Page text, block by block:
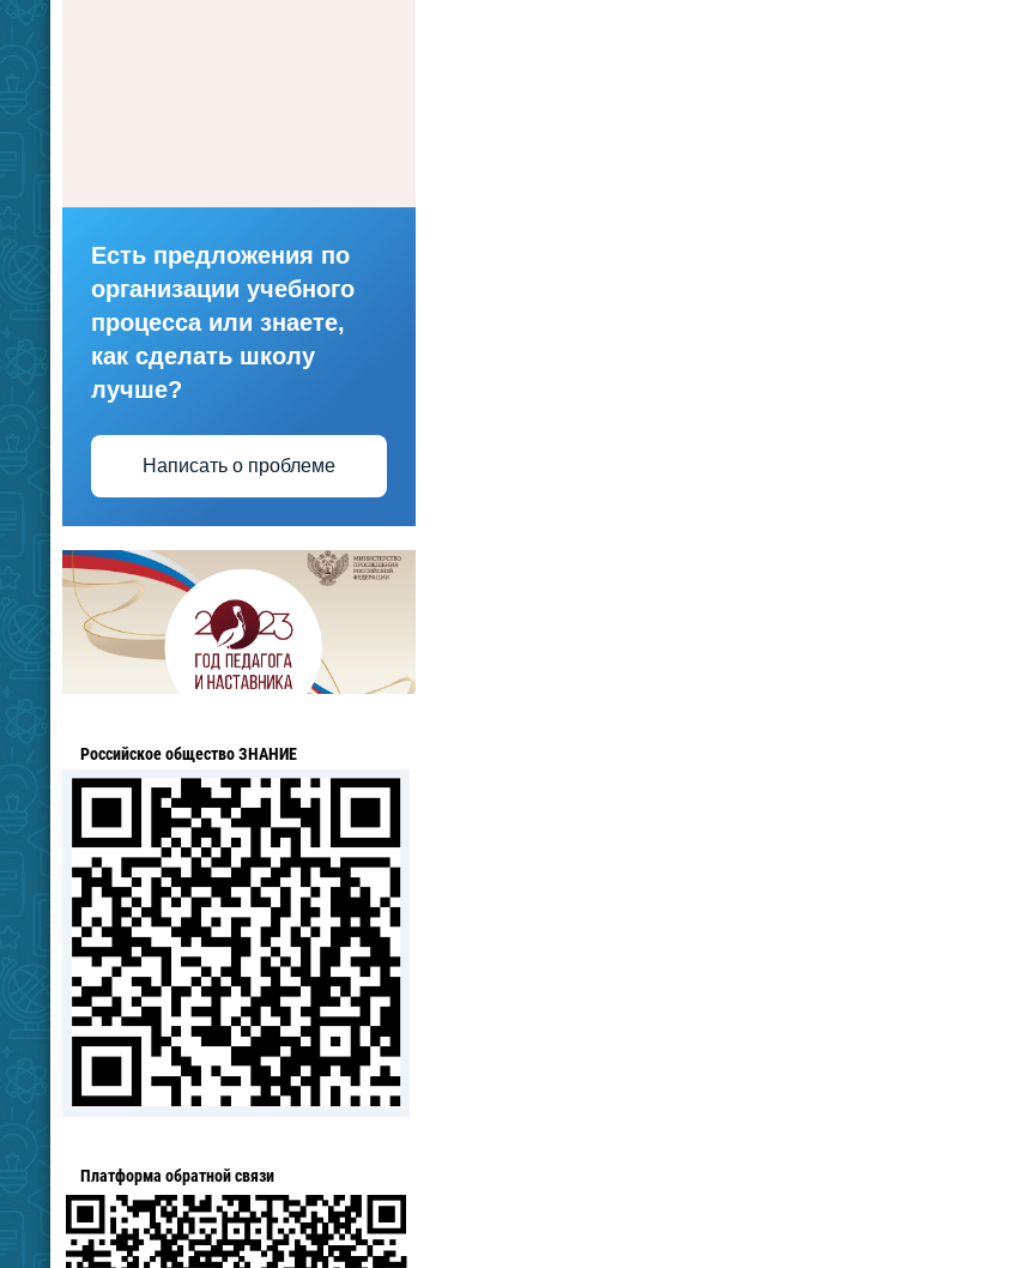
Есть предложения по
организации учебного
процесса или знаете,
как сделать школу
лучше?
Написать о проблеме
Российское общество ЗНАНИЕ
Платформа обратной связи